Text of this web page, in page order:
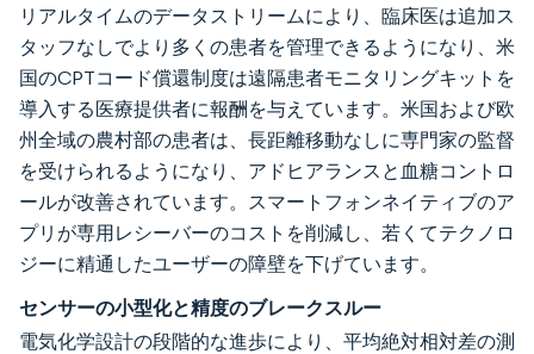
リアルタイムのデータストリームにより、臨床医は追加ス
タッフなしでより多くの患者を管理できるようになり、米
国のCPTコード償還制度は遠隔患者モニタリングキットを
導入する医療提供者に報酬を与えています。米国および欧
州全域の農村部の患者は、長距離移動なしに専門家の監督
を受けられるようになり、アドヒアランスと血糖コントロ
ールが改善されています。スマートフォンネイティブのア
プリが専用レシーバーのコストを削減し、若くてテクノロ
ジーに精通したユーザーの障壁を下げています。
センサーの小型化と精度のブレークスルー
電気化学設計の段階的な進歩により、平均絶対相対差の測